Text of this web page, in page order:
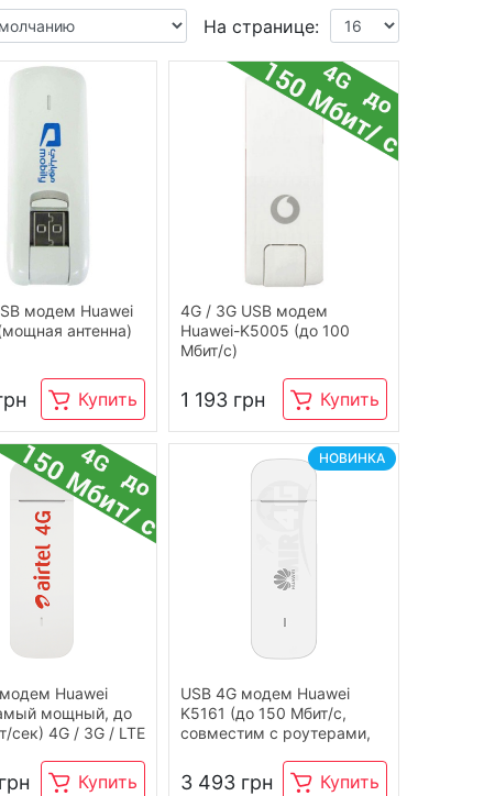
На странице:
модем Huawei
антенна)
Купить
4G / 3G USB модем
Huawei-K5005 (до 100
Мбит/с)
1 193 грн Купить
Huawei
мощный, до
сек) 4G / 3G / LTE
Купить
НОВИНКА
USB 4G модем Huawei
K5161 (до 150 Мбит/с,
совместим с роутерами,
3 493 грн Купить